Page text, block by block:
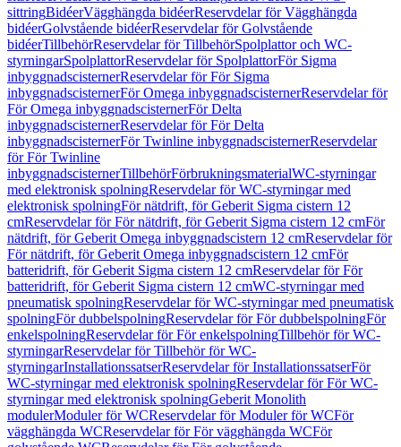
sittringBidéerVägghängda bidéerReservdelar för Vägghängda
bidéerGolvstående bidéerReservdelar för Golvstående
bidéerTillbehörReservdelar för TillbehörSpolplattor och WC-
styrningarSpolplattorReservdelar för SpolplattorFör Sigma
inbyggnadscisternerReservdelar för För Sigma
inbyggnadscisternerFör Omega inbyggnadscisternerReservdelar för
För Omega inbyggnadscisternerFör Delta
inbyggnadscisternerReservdelar för För Delta
inbyggnadscisternerFör Twinline inbyggnadscisternerReservdelar
för För Twinline
inbyggnadscisternerTillbehörFörbrukningsmaterialWC-styrningar
med elektronisk spolningReservdelar för WC-styrningar med
elektronisk spolningFör nätdrift, för Geberit Sigma cistern 12
cmReservdelar för För nätdrift, för Geberit Sigma cistern 12 cmFör
nätdrift, för Geberit Omega inbyggnadscistern 12 cmReservdelar för
För nätdrift, för Geberit Omega inbyggnadscistern 12 cmFör
batteridrift, för Geberit Sigma cistern 12 cmReservdelar för För
batteridrift, för Geberit Sigma cistern 12 cmWC-styrningar med
pneumatisk spolningReservdelar för WC-styrningar med pneumatisk
spolningFör dubbelspolningReservdelar för För dubbelspolningFör
enkelspolningReservdelar för För enkelspolningTillbehör för WC-
styrningarReservdelar för Tillbehör för WC-
styrningarInstallationssatserReservdelar för InstallationssatserFör
WC-styrningar med elektronisk spolningReservdelar för För WC-
styrningar med elektronisk spolningGeberit Monolith
modulerModuler för WCReservdelar för Moduler för WCFör
vägghängda WCReservdelar för För vägghängda WCFör